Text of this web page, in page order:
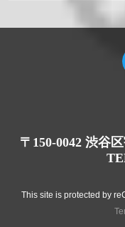
〒150-0042 渋谷
This site is protected by